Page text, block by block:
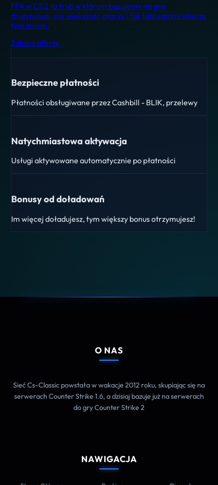
FFA w CS 2 to tryb w którym bazujemy na grę
drużynowej, ale większość graczy i tak lata sama i wkurza
tym innym.
Zobacz ofertę
Bezpieczne płatności
Płatności obsługiwane przez Cashbill - BLIK, przelewy
Natychmiastowa aktywacja
Usługi aktywowane automatycznie po płatności
Bonusy od doładowań
Im więcej doładujesz, tym większy bonus otrzymujesz!
O NAS
Sieć Cs-Classic powstała w wakacje 2012 roku, skupiając się na
serwerach Counter Strike 1.6, a dzisiaj bazuje już na serwerach
do gry Counter Strike 2
NAWIGACJA